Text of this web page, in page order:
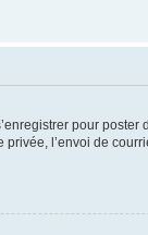
pour
l’envoi de